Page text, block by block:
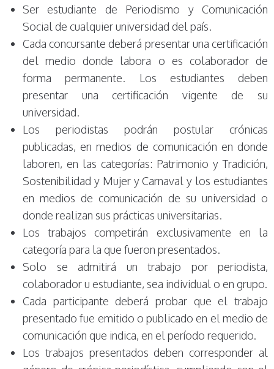
Ser estudiante de Periodismo y Comunicación
Social de cualquier universidad del país.
Cada concursante deberá presentar una certificación
del medio donde labora o es colaborador de
forma permanente. Los estudiantes deben
presentar una certificación vigente de su
universidad.
Los periodistas podrán postular crónicas
publicadas, en medios de comunicación en donde
laboren, en las categorías: Patrimonio y Tradición,
Sostenibilidad y Mujer y Carnaval y los estudiantes
en medios de comunicación de su universidad o
donde realizan sus prácticas universitarias.
Los trabajos competirán exclusivamente en la
categoría para la que fueron presentados.
Solo se admitirá un trabajo por periodista,
colaborador u estudiante, sea individual o en grupo.
Cada participante deberá probar que el trabajo
presentado fue emitido o publicado en el medio de
comunicación que indica, en el período requerido.
Los trabajos presentados deben corresponder al